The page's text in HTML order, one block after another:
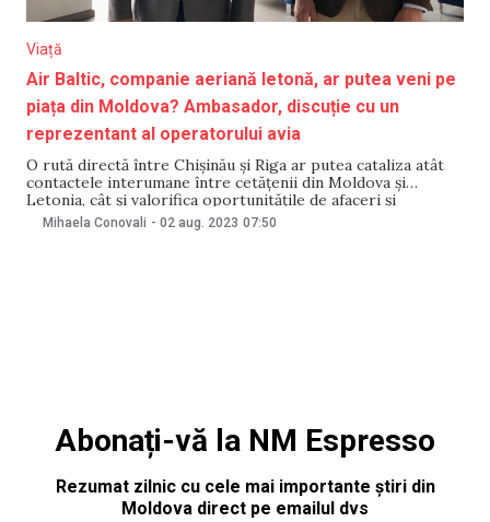
Viață
Air Baltic, companie aeriană letonă, ar putea veni pe
piața din Moldova? Ambasador, discuție cu un
reprezentant al operatorului avia
O rută directă între Chișinău și Riga ar putea cataliza atât
contactele interumane între cetățenii din Moldova și
Letonia, cât și valorifica oportunitățile de afaceri și
turistice. Declarația a fost făcut de reprezentanții
Ambasadei Republicii Moldova în Letonia. Se menționează că
Mihaela Conovali - 02 aug. 2023 07:50
Abonați-vă la NM Espresso
Rezumat zilnic cu cele mai importante știri din
Moldova direct pe emailul dvs